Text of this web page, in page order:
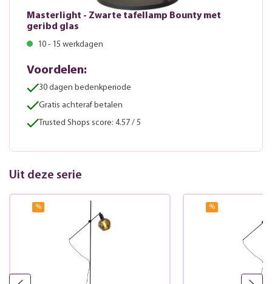
Masterlight - Zwarte tafellamp Bounty met
geribd glas
10 - 15 werkdagen
Voordelen:
30 dagen bedenkperiode
Gratis achteraf betalen
Trusted Shops score: 4.57 / 5
Uit deze serie
% %